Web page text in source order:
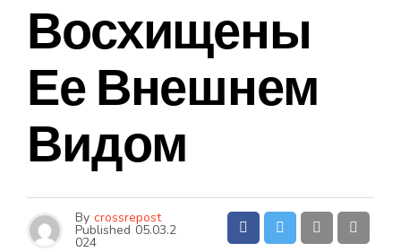
Восхищены
Ее Внешнем
Видом
By crossrepost
Published 05.03.2
024